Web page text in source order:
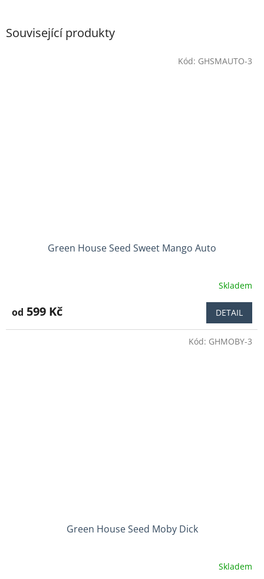
Související produkty
Green House Seed Sweet Mango Auto
produktu
5,0
Skladem
od 599 Kč DETAIL
Kód: GHSMAUTO-3
Green House Seed Moby Dick
Skladem
Kód: GHMOBY-3